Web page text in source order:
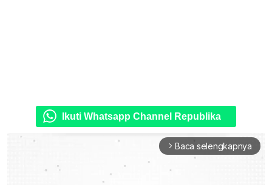
Ikuti Whatsapp Channel Republika
arrow_forward_ios Baca selengkapnya